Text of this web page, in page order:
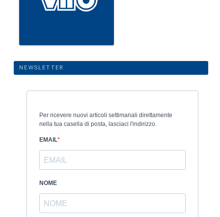
NEWSLETTER